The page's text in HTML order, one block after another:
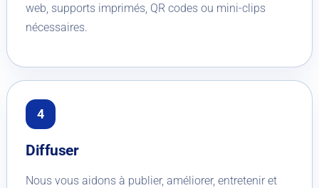
web, supports imprimés, QR codes ou mini-clips
nécessaires.
Diffuser
Nous vous aidons à publier, améliorer, entretenir et